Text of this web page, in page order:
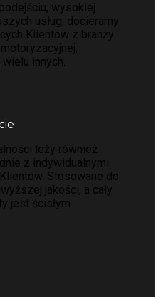
wysokiej
usług, docieramy
Klientów z branży
innych.
leży również
z indywidualnymi
Stosowane do
jakości, a cały
jest ścisłym